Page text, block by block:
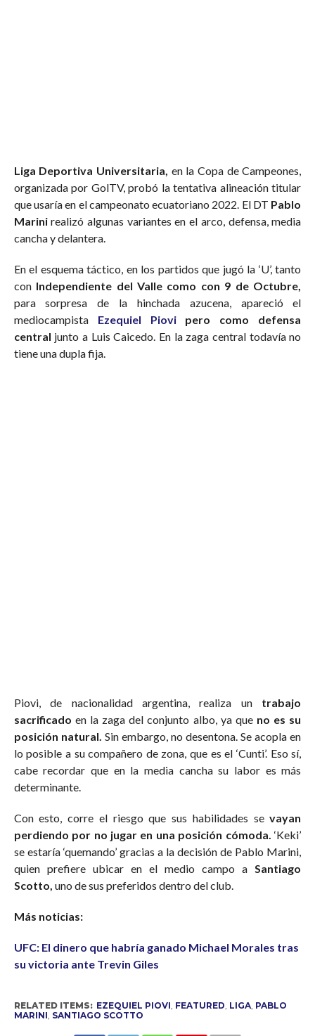
Liga Deportiva Universitaria, en la Copa de Campeones,
organizada por GolTV, probó la tentativa alineación titular
que usaría en el campeonato ecuatoriano 2022. El DT Pablo
Marinirealizó algunas variantes en el arco, defensa, media
cancha y delantera.
En el esquema táctico, en los partidos que jugó la ‘U’, tanto
con Independiente del Valle como con 9 de Octubre,
para sorpresa de la hinchada azucena, apareció el
mediocampista Ezequiel Piovipero como defensa
central junto a Luis Caicedo. En la zaga central todavía no
tiene una dupla fija.
Piovi, de nacionalidad argentina, realiza un trabajo
sacrificado en la zaga del conjunto albo, ya que no es su
posición natural. Sin embargo, no desentona. Se acopla en
lo posible a su compañero de zona, que es el ‘Cunti’. Eso sí,
cabe recordar que en la media cancha su labor es más
determinante.
Con esto, corre el riesgo que sus habilidades sevayan
perdiendo por no jugar en una posición cómoda. ‘Keki’
se estaría ‘quemando’ gracias a la decisión de Pablo Marini,
quien prefiere ubicar en el medio campo aSantiago
Scotto, uno de sus preferidos dentro del club.
Más noticias:
UFC: El dinero que habría ganado Michael Morales tras
su victoria ante Trevin Giles
RELATED ITEMS: EZEQUIEL PIOVI FEATURED LIGA, PABLO
MARINI SANTIAGO SCOTTO